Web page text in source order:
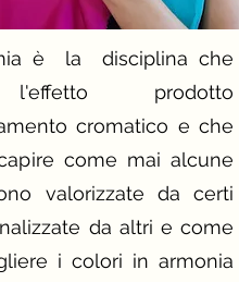
è la disciplina che
prodotto
cromatico e che
come mai alcune
valorizzate da certi
da altri e come
i colori in armonia